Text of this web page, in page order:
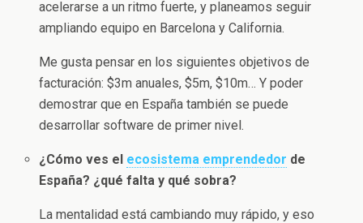
acelerarse a un ritmo fuerte, y planeamos seguir
ampliando equipo en Barcelona y California.
Me gusta pensar en los siguientes objetivos de
facturación: $3m anuales, $5m, $10m… Y poder
demostrar que en España también se puede
desarrollar software de primer nivel.
¿Cómo ves el ecosistema emprendedor de
España? ¿qué falta y qué sobra?
La mentalidad está cambiando muy rápido, y eso